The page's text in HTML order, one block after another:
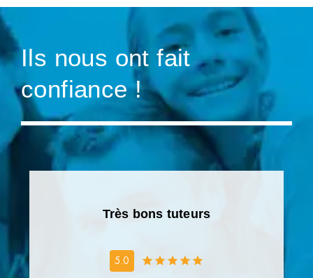
Ils nous ont fait
confiance !
Très bons tuteurs
5.0